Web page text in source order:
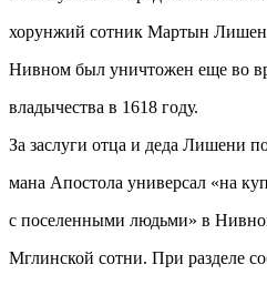
хорунжий сотник Мартын
Нивном был уничтожен еще во
владычества в 1618 году.
За заслуги отца и деда Лишени
мана Апостола универсал «на
с поселенными людьми» в
Мглинской сотни. При разделе